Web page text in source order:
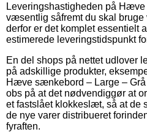
Leveringshastigheden på
væsentlig såfremt du skal
derfor er det komplet essentielt
estimerede leveringstidspunkt
En del shops på nettet udlover
på adskillige produkter,
Hæve sænkebord – Large –
obs på at det nødvendiggør at
et fastslået klokkeslæt, så at de
de nye varer distribueret
fyraften.